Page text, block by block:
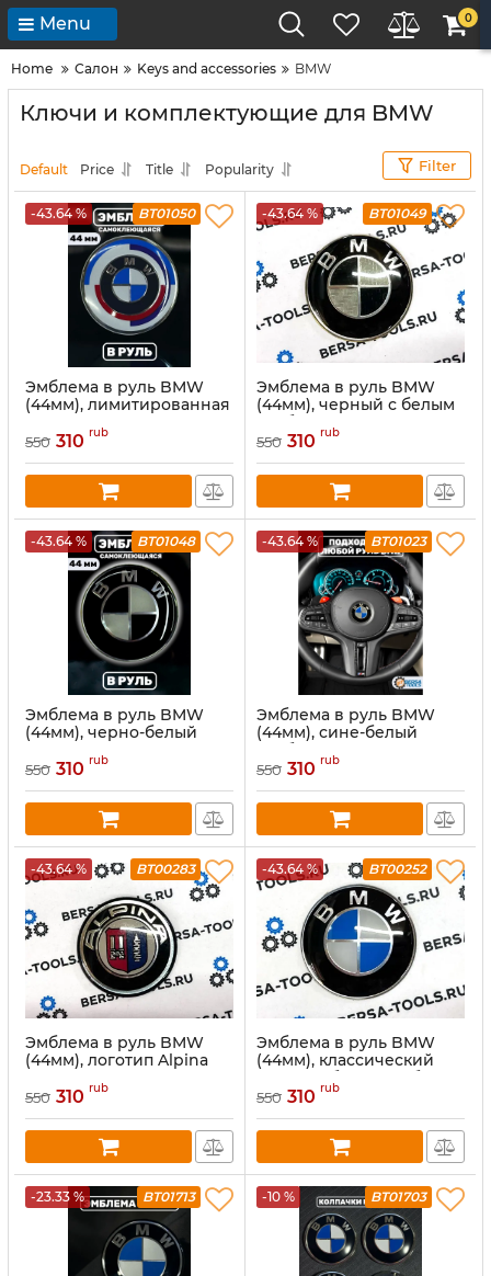
Menu 0
Home Салон Keys and accessories BMW
Ключи и комплектующие для BMW
Default Price Title Popularity Filter
-43.64 % BT01050
Эмблема в руль BMW
(44мм), лимитированная
дизайн
550 310 rub
-43.64 % BT01049
Эмблема в руль BMW
(44мм), черный с белым
карбоном
550 310 rub
-43.64 % BT01048
Эмблема в руль BMW
(44мм), черно-белый
550 310 rub
-43.64 % BT01023
Эмблема в руль BMW
(44мм), сине-белый
карбон
550 310 rub
-43.64 % BT00283
Эмблема в руль BMW
(44мм), логотип Alpina
550 310 rub
-43.64 % BT00252
Эмблема в руль BMW
(44мм), классический
логотип, бело-голубой
цвет
550 310 rub
-23.33 % BT01713 -10 % BT01703